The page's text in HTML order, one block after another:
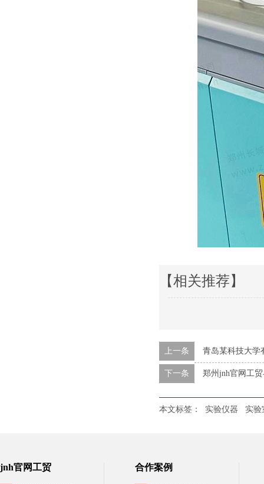
【相关推荐】
上一条 青岛某科技大学
下一条 郑州jnh官网工
本文标签： 实验仪器 实验
jnh官网工贸 合作案例